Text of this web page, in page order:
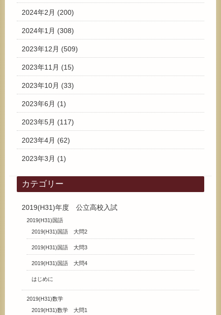
2024年2月 (200)
2024年1月 (308)
2023年12月 (509)
2023年11月 (15)
2023年10月 (33)
2023年6月 (1)
2023年5月 (117)
2023年4月 (62)
2023年3月 (1)
カテゴリー
2019(H31)年度 公立高校入試
2019(H31)国語
2019(H31)国語 大問2
2019(H31)国語 大問3
2019(H31)国語 大問4
はじめに
2019(H31)数学
2019(H31)数学 大問1